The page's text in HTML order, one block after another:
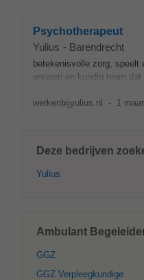
Psychotherapeut
Yulius - Barendrecht
betekenisvolle zorg, speelt
ervaren en kundig team
werkenbijyulius.nl - 1
Deze bedrijven
Yulius
Ambulant
GGZ
GGZ Verpleegkundige